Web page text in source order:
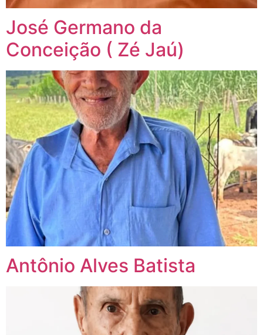
José Germano da
Conceição ( Zé Jaú)
Antônio Alves Batista